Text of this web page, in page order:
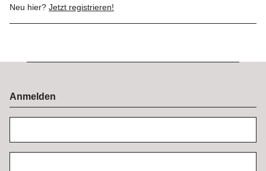
Neu hier? Jetzt registrieren!
Anmelden